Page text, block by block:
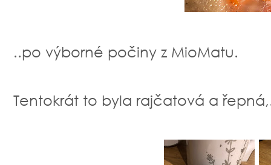
..po výborné počiny z MioMatu.
Tentokrát to byla rajčatová a